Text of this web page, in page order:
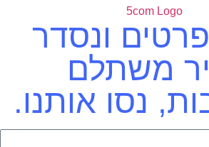
ונסדר
משתלם
נסו אותנו.